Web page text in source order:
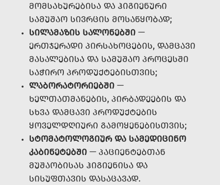
ᲛᲝᲛᲡᲐᲮᲣᲠᲔᲑᲘᲡᲐ ᲓᲐ ᲰᲘᲒᲘᲔᲜᲣᲠᲘ
ᲡᲐᲛᲣᲨᲐᲝ ᲡᲘᲕᲠᲪᲘᲡ ᲛᲝᲡᲐᲬᲧᲝᲑᲐᲓ;
ᲡᲘᲚᲐᲛᲐᲖᲘᲡ ᲡᲐᲚᲝᲜᲔᲑᲨᲘ —
ᲔᲠᲗᲯᲔᲠᲐᲓᲘ ᲞᲘᲠᲡᲐᲮᲝᲪᲔᲑᲘᲡ, ᲓᲐᲛᲪᲐᲕᲘ
ᲛᲐᲡᲐᲚᲔᲑᲘᲡᲐ ᲓᲐ ᲡᲐᲛᲣᲨᲐᲝ ᲞᲠᲝᲪᲔᲡᲨᲘ
ᲡᲐᲭᲘᲠᲝ ᲞᲠᲝᲓᲣᲥᲢᲔᲑᲘᲡᲗᲕᲘᲡ;
ᲚᲐᲑᲝᲠᲐᲢᲝᲠᲘᲔᲑᲨᲘ —
ᲮᲔᲚᲗᲐᲗᲛᲐᲜᲔᲑᲘᲡ, ᲞᲘᲠᲑᲐᲓᲔᲔᲑᲘᲡ ᲓᲐ
ᲡᲮᲕᲐ ᲓᲐᲛᲪᲐᲕᲘ ᲞᲠᲝᲓᲣᲥᲢᲔᲑᲘᲡ
ᲧᲝᲕᲔᲚᲓᲦᲘᲣᲠᲘ ᲒᲐᲛᲝᲧᲔᲜᲔᲑᲘᲡᲗᲕᲘᲡ;
ᲡᲢᲝᲛᲐᲢᲝᲚᲝᲒᲘᲣᲠ ᲓᲐ ᲡᲐᲛᲔᲓᲘᲪᲘᲜᲝ
ᲙᲐᲑᲘᲜᲔᲢᲔᲑᲨᲘ — ᲞᲐᲪᲘᲔᲜᲢᲔᲑᲗᲐᲜ
ᲛᲣᲨᲐᲝᲑᲘᲡᲐᲡ ᲰᲘᲒᲘᲔᲜᲘᲡᲐ ᲓᲐ
ᲡᲘᲡᲣᲤᲗᲐᲕᲘᲡ ᲓᲐᲡᲐᲪᲐᲕᲐᲓ.